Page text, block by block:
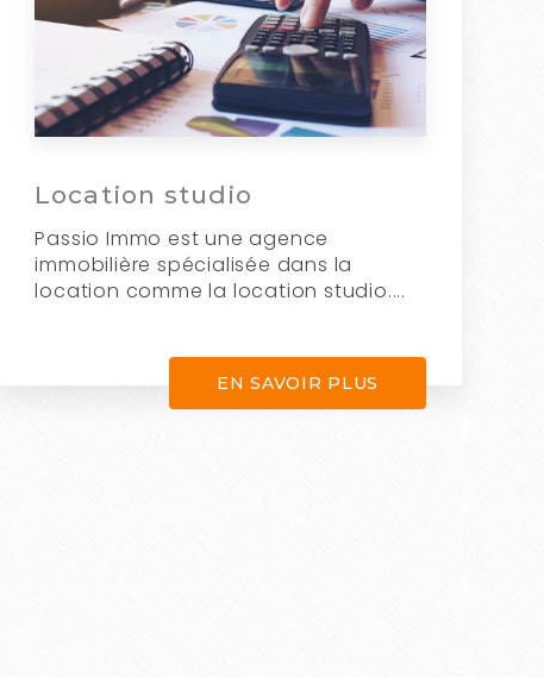
Location studio
Passio Immo est une agence
immobilière spécialisée dans la
location comme la location studio....
EN SAVOIR PLUS